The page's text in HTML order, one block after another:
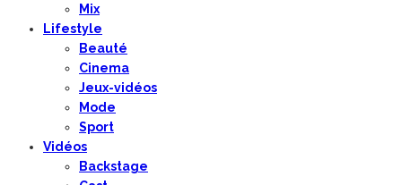
Mix
Lifestyle
Beauté
Cinema
Jeux-vidéos
Mode
Sport
Vidéos
Backstage